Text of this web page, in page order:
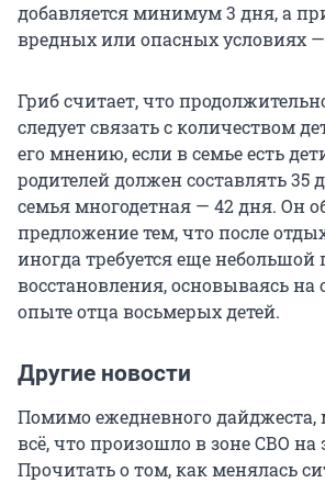
добавляется минимум 3 дня, а
вредных или опасных условиях
Гриб считает, что
следует связать с количеством
его мнению, если в семье есть
родителей должен составлять 35
семья многодетная — 42 дня. Он
предложение тем, что после
иногда требуется еще небольшой
восстановления, основываясь на
опыте отца восьмерых детей.
Другие новости
Помимо ежедневного
всё, что произошло в зоне СВО на
Прочитать о том, как менялась